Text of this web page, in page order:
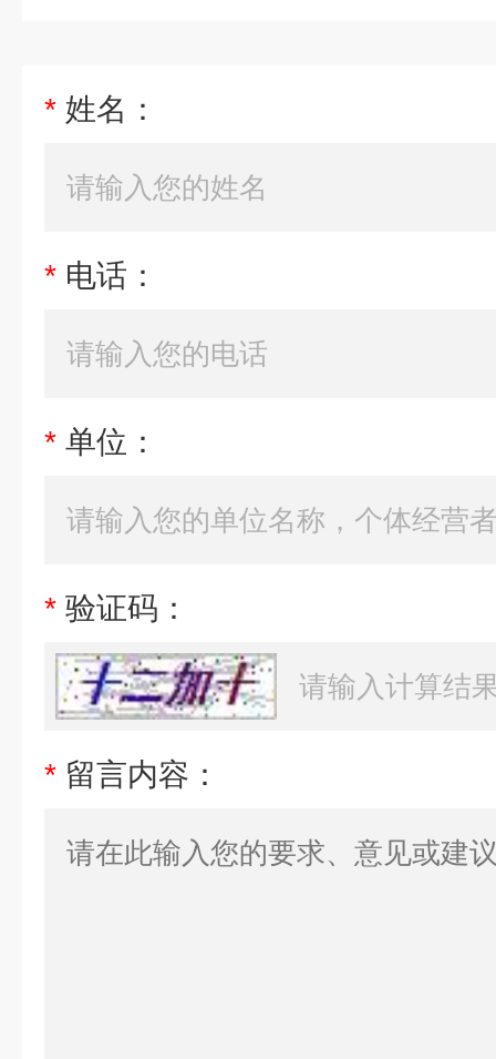
* 姓名：
* 电话：
* 单位：
* 验证码：
* 留言内容：